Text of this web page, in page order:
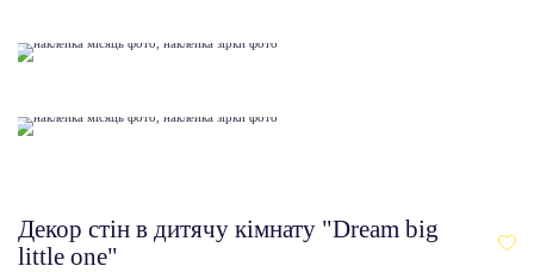
Декор стін в дитячу кімнату "Dream big
little one"